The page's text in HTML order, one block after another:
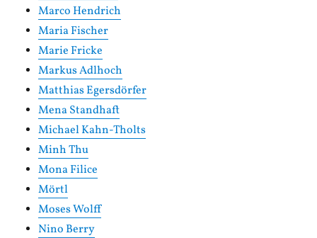
Marco Hendrich
Maria Fischer
Marie Fricke
Markus Adlhoch
Matthias Egersdörfer
Mena Standhaft
Michael Kahn-Tholts
Minh Thu
Mona Filice
Mörtl
Moses Wolff
Nino Berry